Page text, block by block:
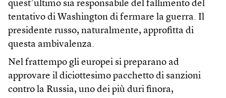
quest’ultimo sia responsabile del fallimento del
tentativo di Washington di fermare la guerra. Il
presidente russo, naturalmente, approfitta di
questa ambivalenza.
Nel frattempo gli europei si preparano ad
approvare il diciottesimo pacchetto di sanzioni
contro la Russia, uno dei più duri finora,